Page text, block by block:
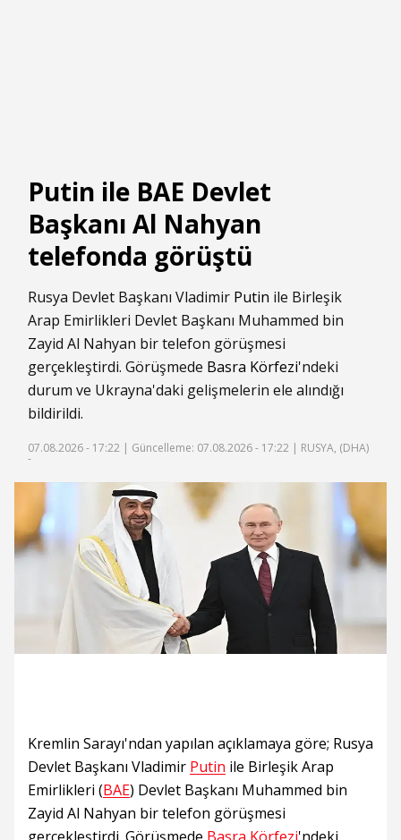
Putin ile BAE Devlet
Başkanı Al Nahyan
telefonda görüştü
Rusya Devlet Başkanı Vladimir Putin ile Birleşik
Arap Emirlikleri Devlet Başkanı Muhammed bin
Zayid Al Nahyan bir telefon görüşmesi
gerçekleştirdi. Görüşmede Basra Körfezi'ndeki
durum ve Ukrayna'daki gelişmelerin ele alındığı
bildirildi.
07.08.2026 - 17:22 | Güncelleme: 07.08.2026 - 17:22 | RUSYA, (DHA)
-
Kremlin Sarayı'ndan yapılan açıklamaya göre; Rusya
Devlet Başkanı Vladimir Putin ile Birleşik Arap
Emirlikleri (BAE) Devlet Başkanı Muhammed bin
Zayid Al Nahyan bir telefon görüşmesi